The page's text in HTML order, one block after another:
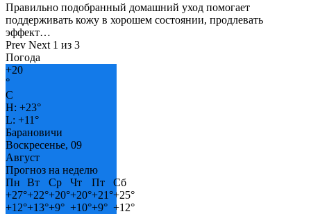
Правильно подобранный домашний уход помогает
поддерживать кожу в хорошем состоянии, продлевать
эффект…
Prev Next 1 из 3
Погода
+20
°
C
H: +23°
L: +11°
Барановичи
Воскресенье, 09
Август
Прогноз на неделю
Пн
Вт Ср Чт Пт
Сб
+27°+22°+20°+20°+21°+25°
+12°+13°+9° +10°+9° +12°